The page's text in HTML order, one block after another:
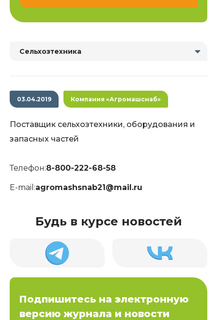
Сельхозтехника
03.04.2019 Компания «Агромашснаб»
Поставщик сельхозтехники, оборудования и
запасных частей
Телефон:8-800-222-68-58
E-mail:agromashsnab21@mail.ru
Будь в курсе новостей
Подпишитесь на электронную
версию журнала и новости